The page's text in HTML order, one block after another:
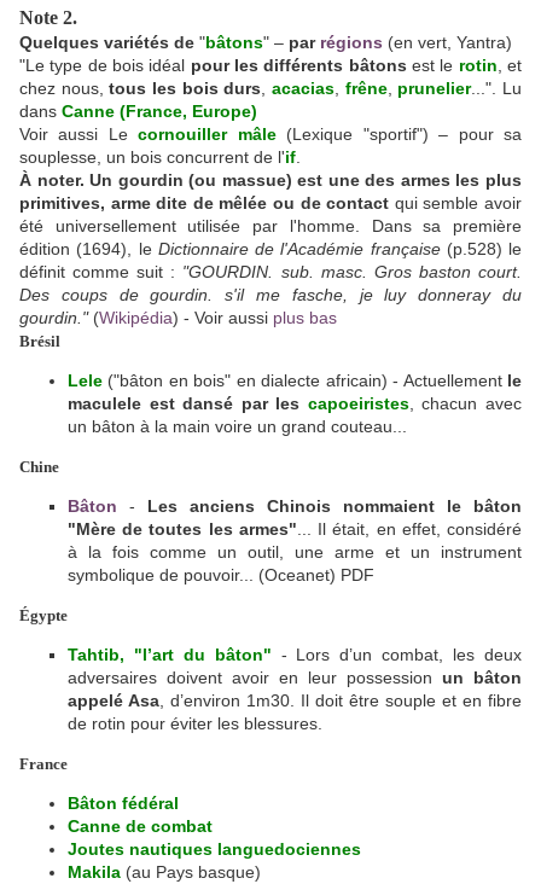
Note 2.
Quelques variétés de "bâtons" – par régions (en vert, Yantra)
"Le type de bois idéal pour les différents bâtons est le rotin , et
chez nous,tous les bois durs ,acacias frêne, prunelier...". Lu
dans Canne (France, Europe)
Voir aussi Le cornouiller mâle(Lexique "sportif") – pour sa
souplesse, un bois concurrent de l'if
À noter. Un gourdin (ou massue) est une des armes les plus
primitives, arme dite de mêlée ou de contact qui semble avoir
été universellement utilisée par l'homme. Dans sa première
édition (1694), le Dictionnaire de l'Académie française(p.528) le
définit comme suit : "GOURDIN. sub. masc. Gros baston court.
Des coups de gourdin. s'il me fasche, je luy donneray du
gourdin."(Wikipédia) - Voir aussi plus bas
Brésil
Lele ("bâton en bois" en dialecte africain) - Actuellement le
maculele est dansé par les capoeiristes, chacun avec
un bâton à la main voire un grand couteau...
Chine
Bâton - Les anciens Chinois nommaient le bâton
"Mère de toutes les armes" ... Il était, en effet, considéré
à la fois comme un outil, une arme et un instrument
symbolique de pouvoir... (Oceanet) PDF
Égypte
Tahtib, "l’art du bâton" - Lors d’un combat, les deux
adversaires doivent avoir en leur possession un bâton
appelé Asa , d’environ 1m30. Il doit être souple et en fibre
de rotin pour éviter les blessures.
France
Bâton fédéral
Canne de combat
Joutes nautiques languedociennes
Makila (au Pays basque)